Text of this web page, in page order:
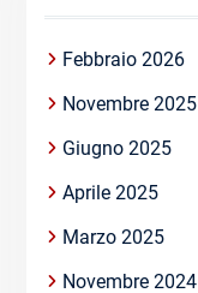
Febbraio 2026
Novembre 2025
Giugno 2025
Aprile 2025
Marzo 2025
Novembre 2024